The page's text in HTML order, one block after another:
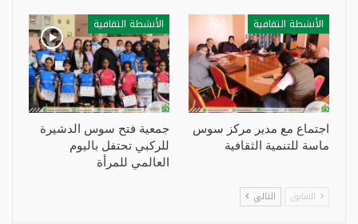
الأنشطة التقافية
اجتماع مع مدير مركز سوس
ماسة للتنمية الثقافية
الأنشطة التقافية
جمعية فتح سوس الدشيرة
للركبي تحتفل باليوم
العالمي للمرأة
السابق التالي